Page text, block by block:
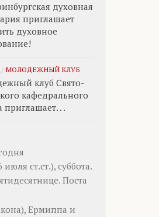
духовная
приглашает
духовное
/ МОЛОДЕЖНЫЙ КЛУБ
клуб Свято-
кафедрального
приглашает. . .
июля ст.ст.), суббота.
Поста
), Ермиппа и